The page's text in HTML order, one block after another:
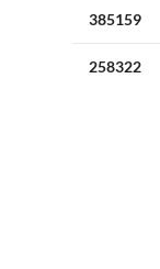
385159
258322